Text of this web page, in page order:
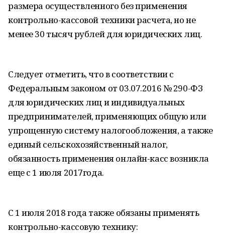
размера осуществленного без применения
контрольно-кассовой техники расчета, но не
менее 30 тысяч рублей для юридических лиц.
Следует отметить, что в соответствии с
Федеральным законом от 03.07.2016 № 290-ФЗ
для юридических лиц и индивидуальных
предпринимателей, применяющих общую или
упрощенную систему налогообложения, а также
единый сельскохозяйственный налог,
обязанность применения онлайн-касс возникла
еще с 1 июля 2017года.
С 1 июля 2018 года также обязаны применять
контрольно-кассовую технику: